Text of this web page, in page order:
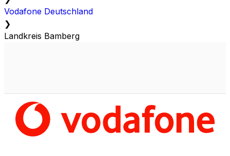
Vodafone Deutschland
❯
Landkreis Bamberg